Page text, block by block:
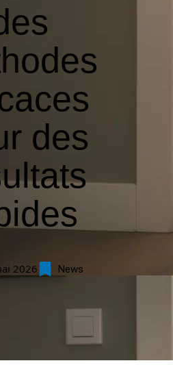
des
2026 News